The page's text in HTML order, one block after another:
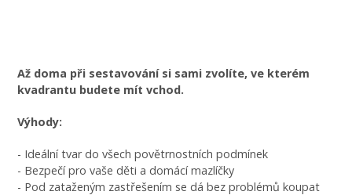
Až doma při sestavování si sami zvolíte, ve kterém
kvadrantu budete mít vchod.
Výhody:
- Ideální tvar do všech povětrnostních podmínek
- Bezpečí pro vaše děti a domácí mazlíčky
- Pod zataženým zastřešením se dá bez problémů koupat